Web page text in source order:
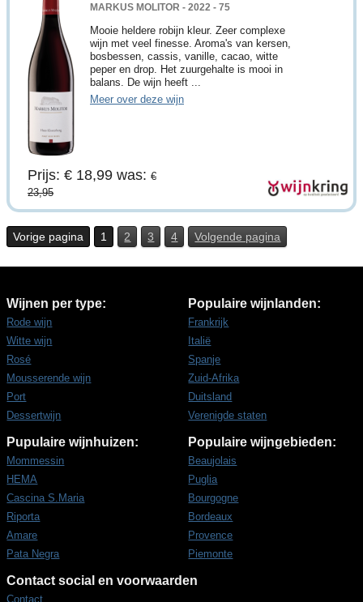
MARKUS MOLITOR - 2022 - 75
Mooie heldere robijn kleur. Zeer complexe
wijn met veel finesse. Aroma's van kersen,
bosbessen, cassis, vanille, cacao, witte
peper en drop. Het zuurgehalte is mooi in
balans. De wijn heeft ...
Meer over deze wijn
Prijs: € 18,99 was: €
23,95
Vorige pagina 1 2 3 4 Volgende pagina
Wijnen per type:
Rode wijn
Witte wijn
Rosé
Mousserende wijn
Port
Dessertwijn
Populaire wijnlanden:
Frankrijk
Italië
Spanje
Zuid-Afrika
Duitsland
Verenigde staten
Pupulaire wijnhuizen:
Mommessin
HEMA
Cascina S.Maria
Riporta
Amare
Pata Negra
Populaire wijngebieden:
Beaujolais
Puglia
Bourgogne
Bordeaux
Provence
Piemonte
Contact social en voorwaarden
Contact